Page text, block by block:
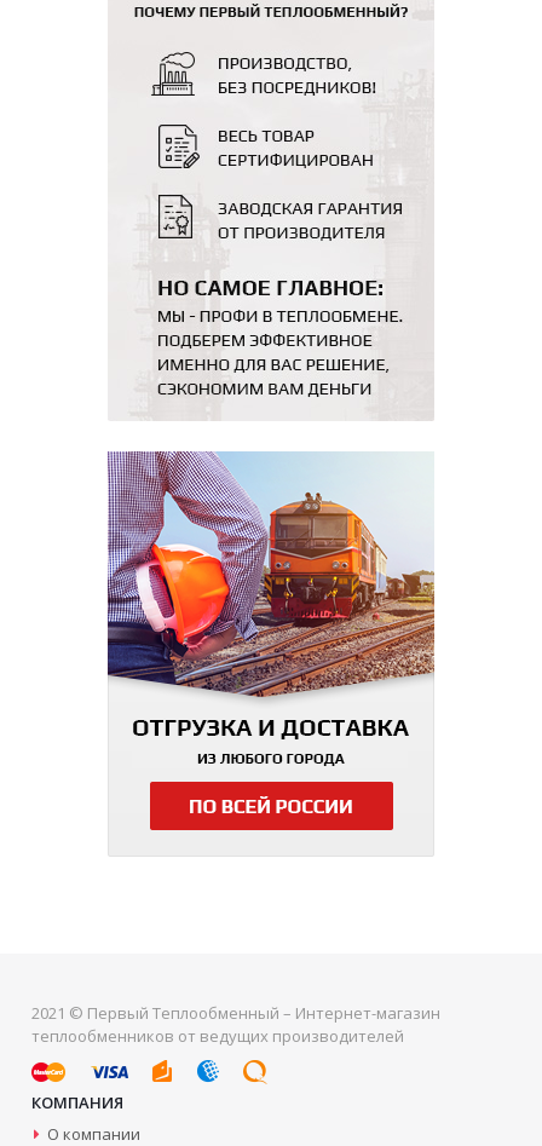
2021 © Первый Теплообменный – Интернет-магазин
теплообменников от ведущих производителей
КОМПАНИЯ
О компании